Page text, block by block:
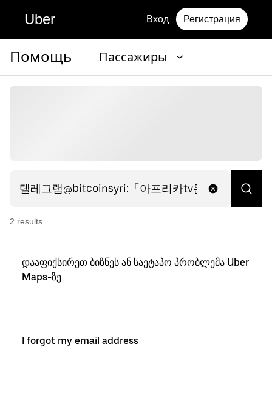
Uber Вход Регистрация
Помощь Пассажиры
2 results
დააფიქსირეთ ბიზნეს ან საეტაპო პრობლემა Uber
Maps-ზე
I forgot my email address